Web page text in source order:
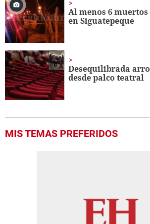
Al menos 6
en Siguatepeque
Desequilibrada
desde palco teatral
MIS TEMAS PREFERIDOS